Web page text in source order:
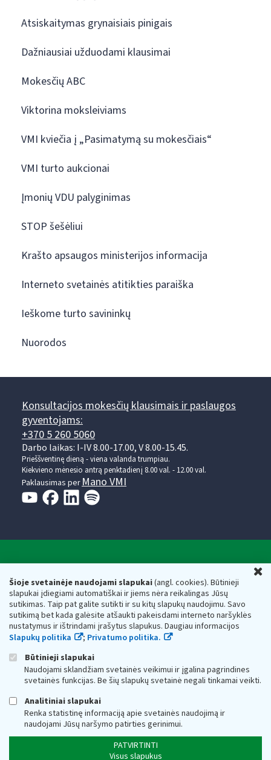
Šioje svetainėje naudojami slapukai(angl. cookies). Būtinieji
slapukai įdiegiami automatiškai ir jiems nėra reikalingas Jūsų
sutikimas. Taip pat galite sutikti ir su kitų slapukų naudojimu. Savo
sutikimą bet kada galėsite atšaukti pakeisdami interneto naršyklės
nustatymus ir ištrindami įrašytus slapukus. Daugiau informacijos
Slapukų politika
; Privatumo politika.
Būtinieji slapukai
Naudojami sklandžiam svetainės veikimui ir įgalina pagrindines
svetainės funkcijas. Be šių slapukų svetainė negali tinkamai veikti.
Analitiniai slapukai
Renka statistinę informaciją apie svetainės naudojimą ir
naudojami Jūsų naršymo patirties gerinimui.
PATVIRTINTI
Visus slapukus
Atsiskaitymas grynaisiais pinigais
Dažniausiai užduodami klausimai
Mokesčių ABC
Viktorina moksleiviams
VMI kviečia į „Pasimatymą su mokesčiais“
VMI turto aukcionai
Įmonių VDU palyginimas
STOP šešėliui
Krašto apsaugos ministerijos informacija
Interneto svetainės atitikties paraiška
Ieškome turto savininkų
Nuorodos
Konsultacijos mokesčių klausimais ir paslaugos
gyventojams:
+370 5 260 5060
Darbo laikas: I-IV 8.00-17.00, V 8.00-15.45.
Prieššventinę dieną - viena valanda trumpiau.
Kiekvieno mėnesio antrą penktadienį 8.00 val. - 12.00 val.
Paklausimas per Mano VMI
Respublikos finansų ministerijos
Biudžetinė įstaiga. Juridinio asmens kodas — 188659752,
adresas: Vasario 16-osios g. 14, 01107 Vilnius, Lietuva, el.paštas:
vmi@vmi.lt, E. pristatymo dėžutės adresas 188659752
Duomenys apie Valstybinę mokesčių inspekciją prie Lietuvos
Respublikos finansų ministerijos kaupiami ir saugomi Juridinių